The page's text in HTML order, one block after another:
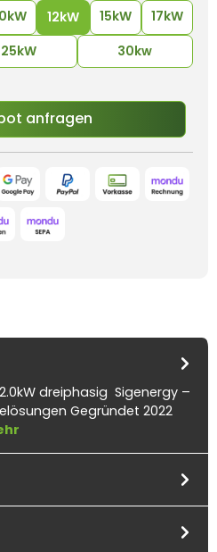
12kW 15kW
17kW
25kW 30kw
anfragen
dreiphasig Sigenergy –
Gegründet 2022